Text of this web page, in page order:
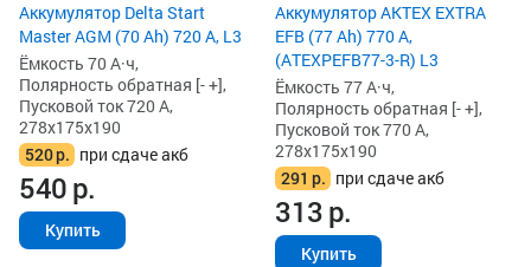
Аккумулятор Delta Start
Master AGM (70 Ah) 720 А, L3
Ёмкость 70 А·ч,
Полярность обратная [- +],
Пусковой ток 720 А,
278x175x190
520р. при сдаче акб
540р.
Купить
Аккумулятор AKTEX EXTRA
EFB (77 Ah) 770 А,
(ATEXPEFB77-3-R) L3
Ёмкость 77 А·ч,
Полярность обратная [- +],
Пусковой ток 770 А,
278x175x190
291 р. при сдаче акб
313р.
Купить